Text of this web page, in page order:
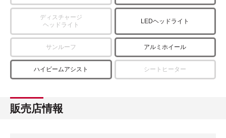
ディスチャージ
ヘッドライト
LEDヘッドライト
サンルーフ アルミホイール
ハイビームアシスト シートヒーター
販売店情報